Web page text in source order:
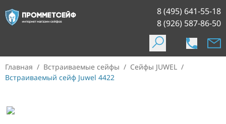
8 (495) 641-55-18
8 (926) 587-86-50
Главная / Встраиваемые сейфы / Сейфы JUWEL /
Встраиваемый сейф Juwel 4422